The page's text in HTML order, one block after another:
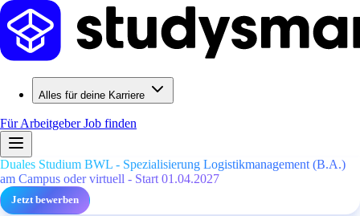
Alles für deine Karriere
Für ArbeitgeberJob finden
Duales Studium BWL - Spezialisierung Logistikmanagement (B.A.)
am Campus oder virtuell - Start 01.04.2027
Jetzt bewerben